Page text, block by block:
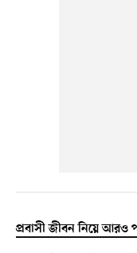
প্রবাসী জীবন নিয়ে আরও